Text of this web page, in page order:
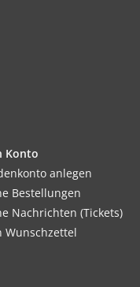
Konto
anlegen
Bestellungen
Nachrichten (Tickets)
Wunschzettel